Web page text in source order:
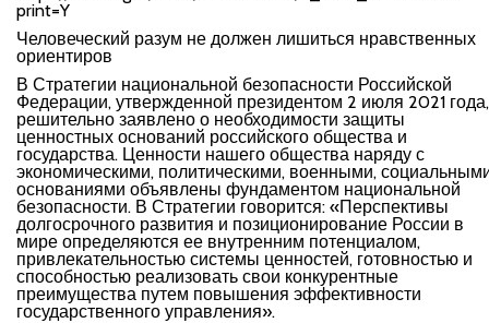
print=Y
Человеческий разум не должен лишиться нравственных
ориентиров
В Стратегии национальной безопасности Российской
Федерации, утвержденной президентом 2 июля 2021 года,
решительно заявлено о необходимости защиты
ценностных оснований российского общества и
государства. Ценности нашего общества наряду с
экономическими, политическими, военными,
основаниями объявлены фундаментом национальной
безопасности. В Стратегии говорится: «Перспективы
долгосрочного развития и позиционирование России в
мире определяются ее внутренним потенциалом,
привлекательностью системы ценностей, готовностью и
способностью реализовать свои конкурентные
преимущества путем повышения эффективности
государственного управления».